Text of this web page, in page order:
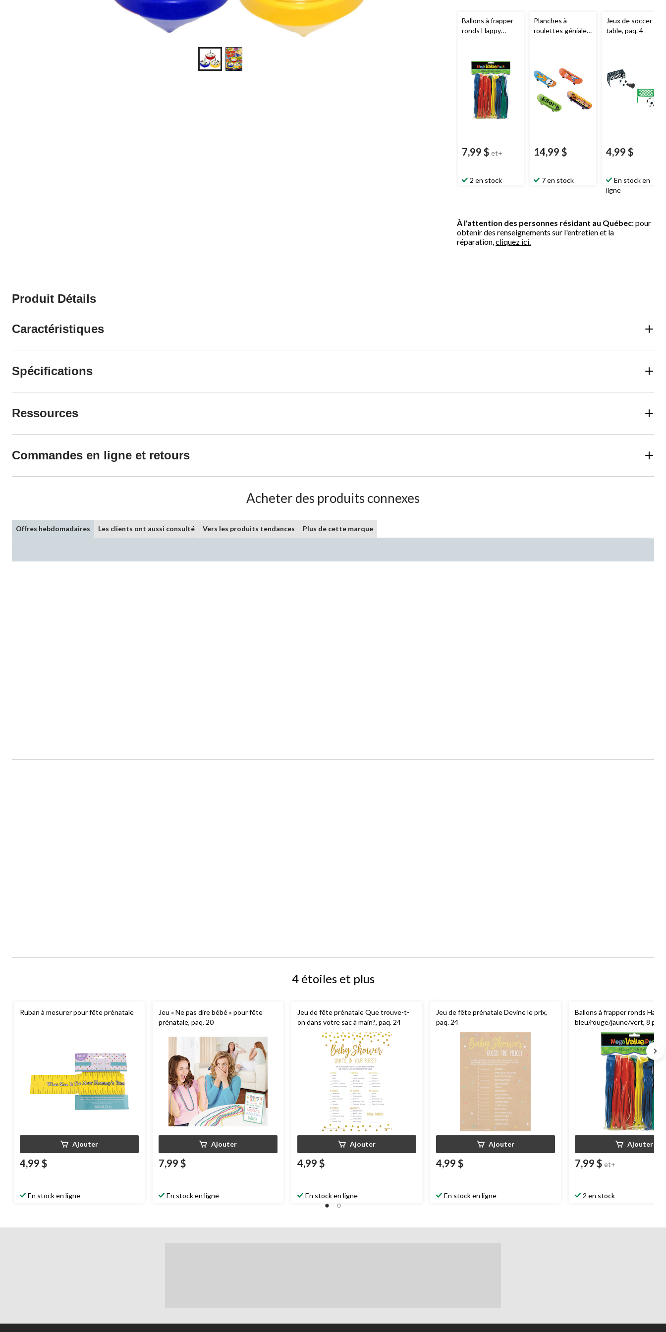
Ballons à frapper
ronds Happy
vert, 8 po, paq. 14,
pour Pâques
7,99 $ et+
2 en stock
Planches à
roulettes géniales,
14,99 $
7 en stock
Jeux de soccer sur
table, paq. 4
4,99 $
En stock en
ligne
À l'attention des personnes résidant au Québec: pour
obtenir des renseignements sur l'entretien et la
réparation,cliquez ici.
Produit Détails
Caractéristiques
Spécifications
Ressources
Commandes en ligne et retours
Acheter des produits connexes
Offres hebdomadaires Les clients ont aussi consulté Vers les produits tendances Plus de cette marque
4 étoiles et plus
Ruban à mesurer pour fête prénatale
Ajouter
4,99 $
En stock en ligne
Jeu « Ne pas dire bébé » pour fête
prénatale, paq. 20
Ajouter
7,99 $
En stock en ligne
Jeu de fête prénatale Que trouve-t-
on dans votre sac à main?, paq. 24
Ajouter
4,99 $
En stock en ligne
Jeu de fête prénatale Devine le prix,
paq. 24
Ajouter
4,99 $
En stock en ligne
Ballons à frapper ronds
bleu/rouge/jaune/vert, 8 po,
pour Pâques
Ajouter
7,99 $ et+
2 en stock